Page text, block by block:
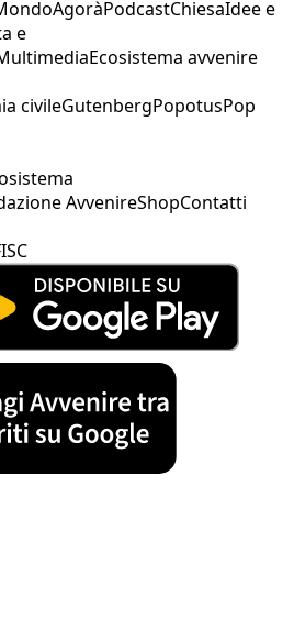
AgoràPodcastChiesaIdee e
e
Ecosistema avvenire
civileGutenbergPopotusPop
AvvenireShopContatti